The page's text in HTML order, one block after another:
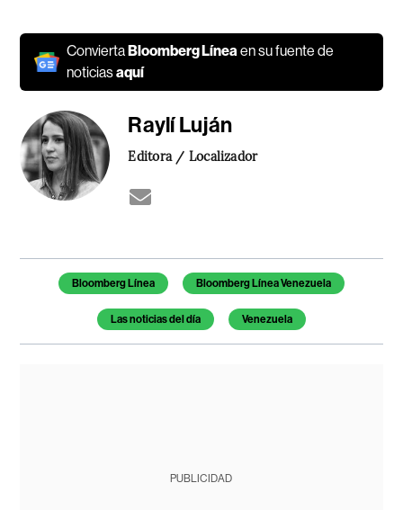
ConviertaBloomberg Líneaen su fuente de
noticiasaquí
Raylí Luján
Editora / Localizador
Temas de este artículo
Bloomberg Línea Bloomberg Línea Venezuela
Las noticias del día Venezuela
PUBLICIDAD